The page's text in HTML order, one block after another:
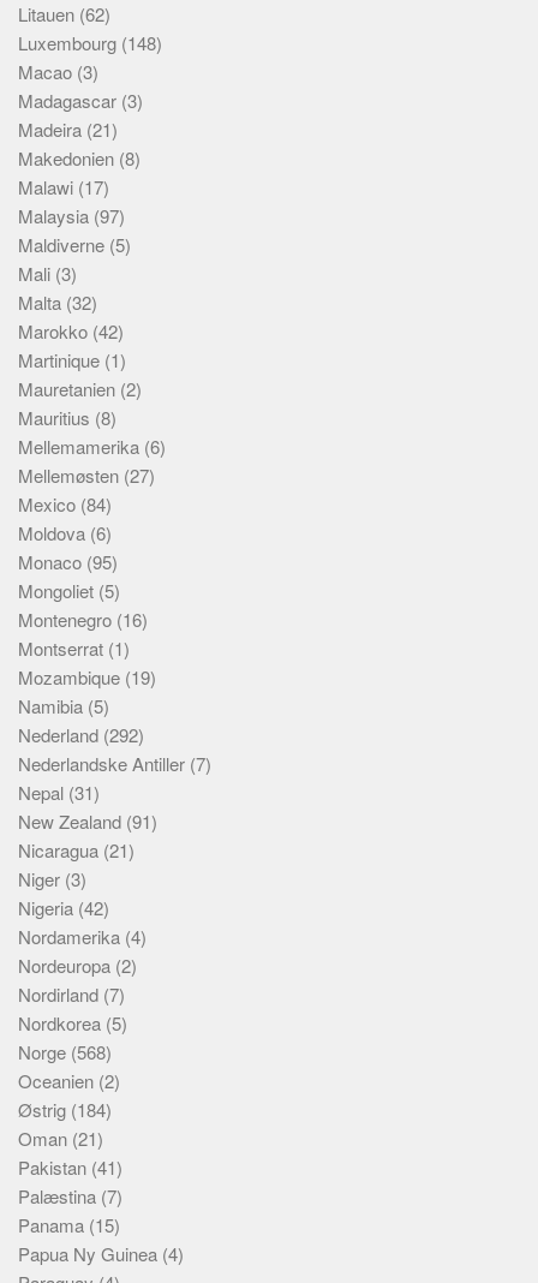
Litauen (62)
Luxembourg (148)
Macao (3)
Madagascar (3)
Madeira (21)
Makedonien (8)
Malawi (17)
Malaysia (97)
Maldiverne (5)
Mali (3)
Malta (32)
Marokko (42)
Martinique (1)
Mauretanien (2)
Mauritius (8)
Mellemamerika (6)
Mellemøsten (27)
Mexico (84)
Moldova (6)
Monaco (95)
Mongoliet (5)
Montenegro (16)
Montserrat (1)
Mozambique (19)
Namibia (5)
Nederland (292)
Nederlandske Antiller (7)
Nepal (31)
New Zealand (91)
Nicaragua (21)
Niger (3)
Nigeria (42)
Nordamerika (4)
Nordeuropa (2)
Nordirland (7)
Nordkorea (5)
Norge (568)
Oceanien (2)
Østrig (184)
Oman (21)
Pakistan (41)
Palæstina (7)
Panama (15)
Papua Ny Guinea (4)